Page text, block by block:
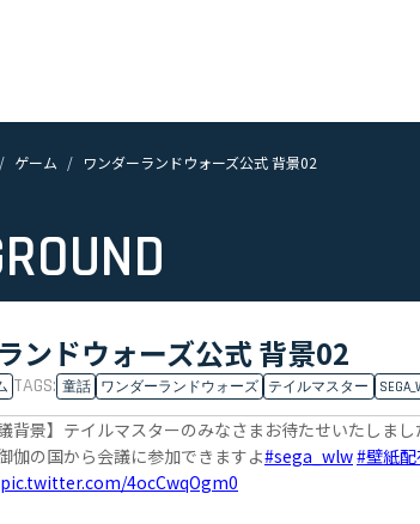
ゲーム ワンダーランドウォーズ公式 背景02
ンドウォーズ公式 背景02
TAGS: 童話 ワンダーランドウォーズ テイルマスター
背景】テイルマスターのみなさまお待たせいたしまし
伽の国から会議に参加できますよ#sega_wlw#壁紙
pic.twitter.com/4ocCwqOgm0